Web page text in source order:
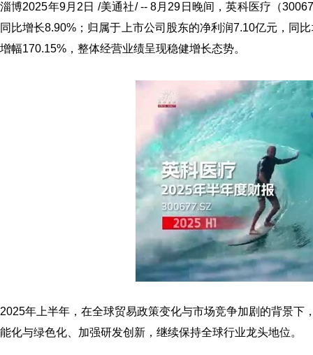
淄博2025年9月2日 /美通社/ -- 8月29日晚间，英科医疗（
同比增长8.90%；归属于上市公司股东的净利润7.10亿元，同
增幅170.15%，整体经营业绩呈现稳健增长态势。
2025年上半年，在全球贸易政策变化与市场竞争加剧的背景
能化与绿色化、加强研发创新，继续保持全球行业龙头地位。